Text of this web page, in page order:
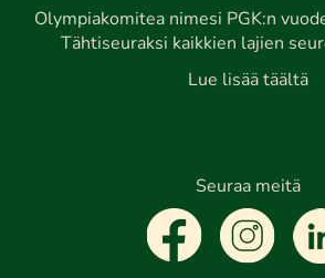
Olympiakomitea nimesi PGK:n
Tähtiseuraksi kaikkien lajien
Lue lisää täältä
Seuraa meitä